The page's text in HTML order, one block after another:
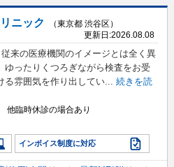
ニック
（東京都 渋谷区）
更新日:2026.08.08
従来の医療機関のイメージとは全く異
ゆったりくつろぎながら検査をお受
る雰囲気を作り出してい...
続きを読
臨時休診の場合あり
インボイス制度に対応